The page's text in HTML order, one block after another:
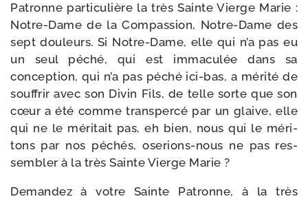
Patronne par­ti­cu­lière la très Sainte Vierge Marie :
Notre-​Dame de la Compassion, Notre-​Dame des
sept dou­leurs. Si Notre-​Dame, elle qui n’a pas eu
un seul péché, qui est imma­cu­lée dans sa
concep­tion, qui n’a pas péché ici-​bas, a méri­té de
souf­frir avec son Divin Fils, de telle sorte que son
cœur a été comme trans­per­cé par un glaive, elle
qui ne le méri­tait pas, eh bien, nous qui le méri­
tons par nos péchés, oserions-​nous ne pas res­
sem­bler à la très Sainte Vierge Marie ?
Demandez à votre Sainte Patronne, à la très